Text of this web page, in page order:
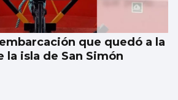
que quedó a la
la isla de San Simón